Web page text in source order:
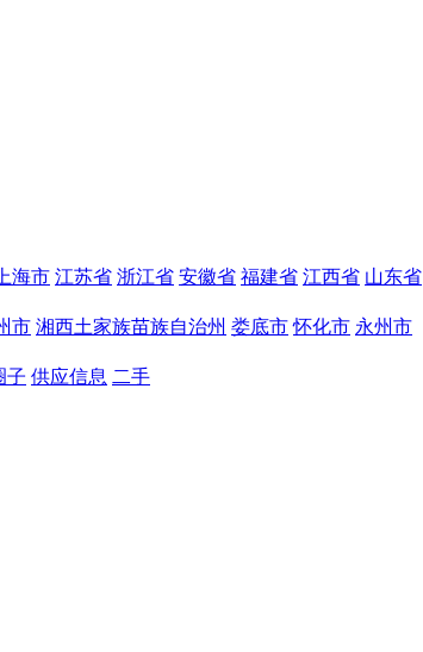
上海市 江苏省 浙江省 安徽省 福建省 江西省 山东省
市 湘西土家族苗族自治州 娄底市 怀化市 永州市
子 供应信息 二手